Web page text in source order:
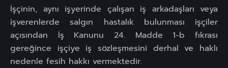
İşçinin, aynı işyerinde çalışan iş arkadaşları veya
işverenlerde salgın hastalık bulunması işçiler
açısından İş Kanunu 24. Madde 1-b fıkrası
gereğince işçiye iş sözleşmesini derhal ve haklı
nedenle fesih hakkı vermektedir.